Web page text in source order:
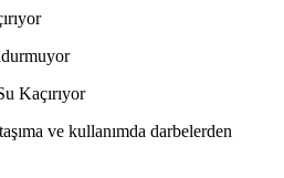
Kaçırıyor
ve kullanımda darbelerden